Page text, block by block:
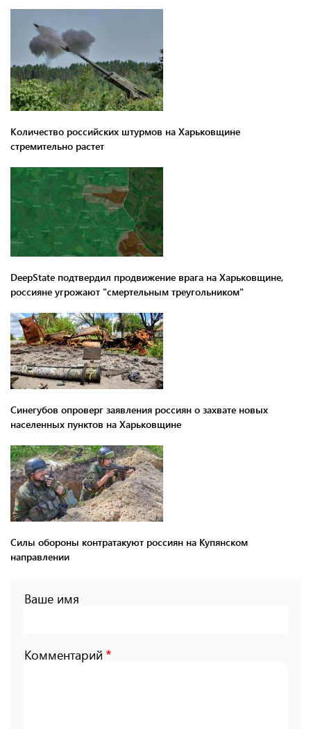
Количество российских штурмов на Харьковщине
стремительно растет
DeepState подтвердил продвижение врага на Харьковщине,
россияне угрожают "смертельным треугольником"
Синегубов опроверг заявления россиян о захвате новых
населенных пунктов на Харьковщине
Силы обороны контратакуют россиян на Купянском
направлении
Ваше имя
Комментарий